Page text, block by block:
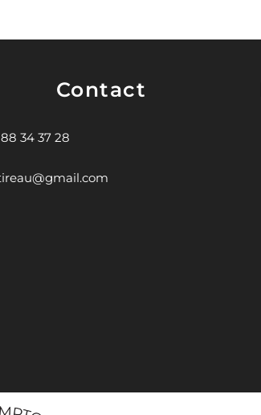
Contact
34 37 28